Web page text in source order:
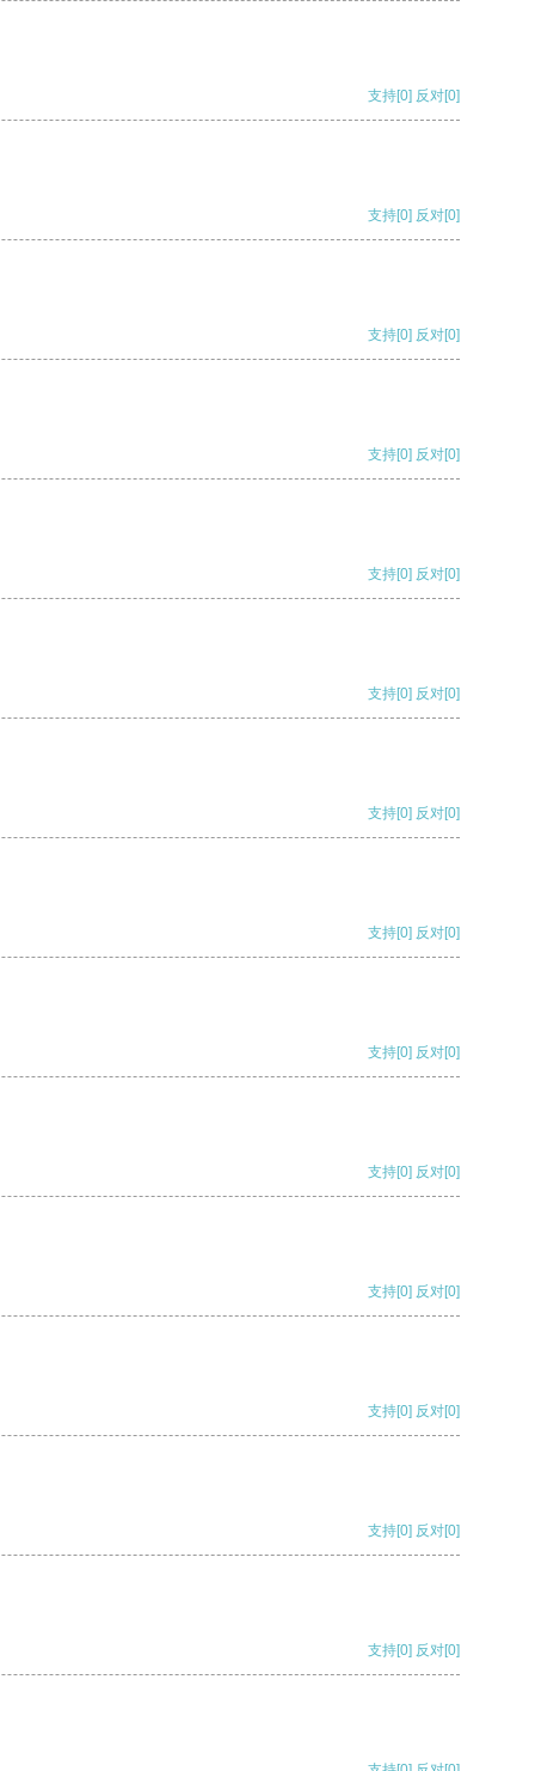
支持[0] 反对[0]
支持[0] 反对[0]
支持[0] 反对[0]
支持[0] 反对[0]
支持[0] 反对[0]
支持[0] 反对[0]
支持[0] 反对[0]
支持[0] 反对[0]
支持[0] 反对[0]
支持[0] 反对[0]
支持[0] 反对[0]
支持[0] 反对[0]
支持[0] 反对[0]
支持[0] 反对[0]